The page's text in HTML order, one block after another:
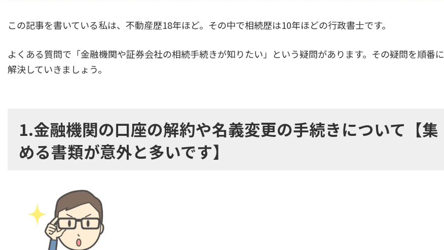
この記事を書いている私は、不動産歴18年ほど。その中で相続歴は10年ほどの行政書士です。
よくある質問で「金融機関や証券会社の相続手続きが知りたい」という疑問があります。その疑問を順番に
解決していきましょう。
1.金融機関の口座の解約や名義変更の手続きについて【集
める書類が意外と多いです】